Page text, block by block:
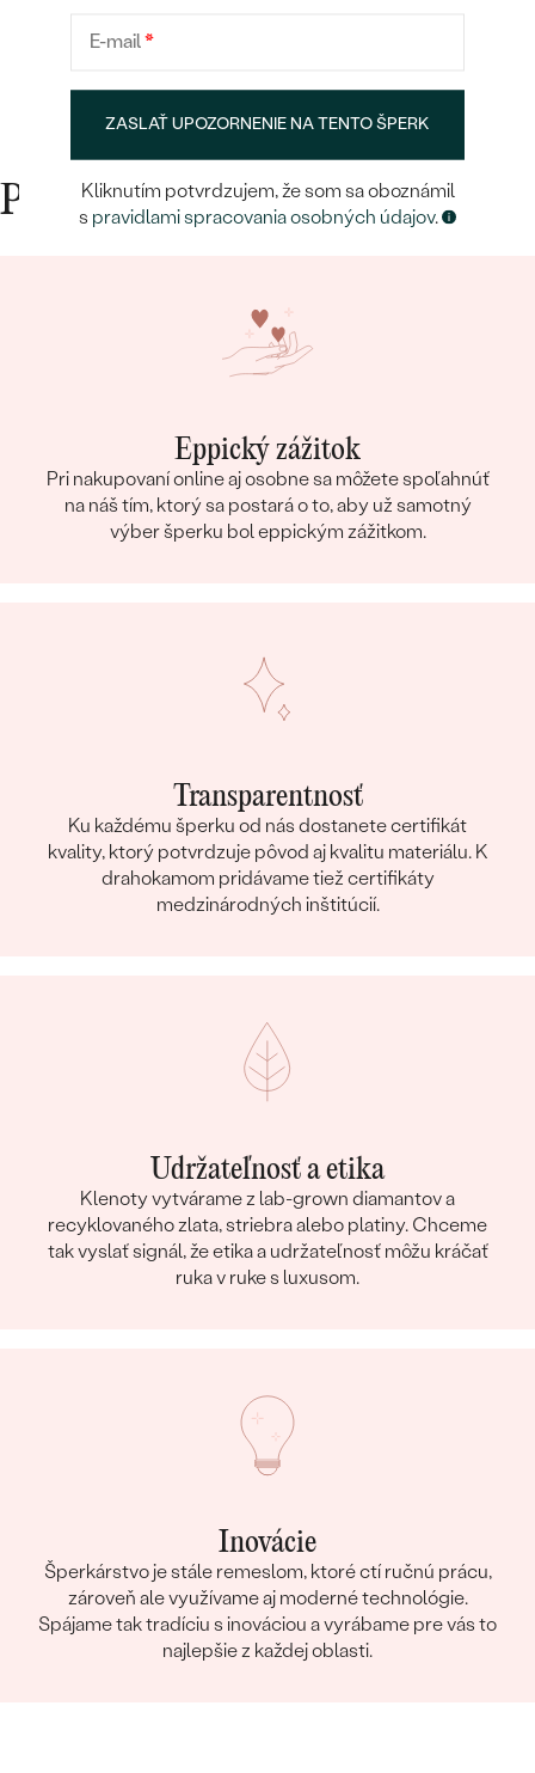
Prečo nakupovať v Eppi
Eppický zážitok
Pri nakupovaní online aj osobne sa môžete spoľahnúť
na náš tím, ktorý sa postará o to, aby už samotný
výber šperku bol eppickým zážitkom.
Transparentnosť
Ku každému šperku od nás dostanete certifikát
kvality, ktorý potvrdzuje pôvod aj kvalitu materiálu. K
drahokamom pridávame tiež certifikáty
medzinárodných inštitúcií.
Udržateľnosť a etika
Klenoty vytvárame z lab-grown diamantov a
recyklovaného zlata, striebra alebo platiny. Chceme
tak vyslať signál, že etika a udržateľnosť môžu kráčať
ruka v ruke s luxusom.
Inovácie
Šperkárstvo je stále remeslom, ktoré ctí ručnú prácu,
zároveň ale využívame aj moderné technológie.
Spájame tak tradíciu s inováciou a vyrábame pre vás to
najlepšie z každej oblasti.
E-mail*
ZASLAŤ UPOZORNENIE NA TENTO ŠPERK
Kliknutím potvrdzujem, že som sa oboznámil
s pravidlami spracovania osobných údajov.